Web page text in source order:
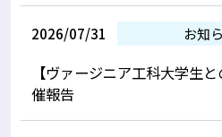
2026/07/31 お知
【ヴァージニア工科大学生
催報告